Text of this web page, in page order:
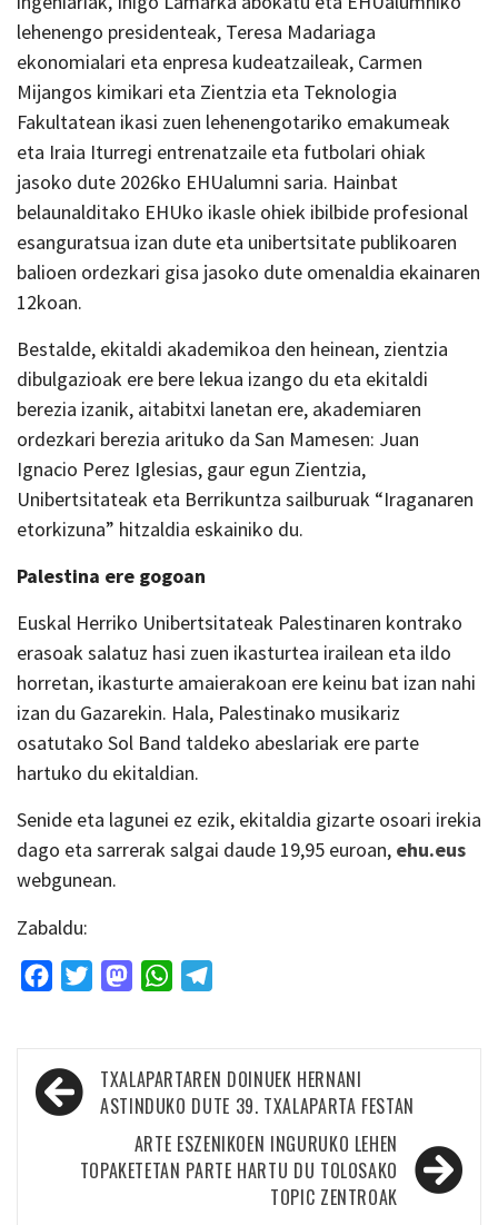
lehenengo presidenteak, Teresa Madariaga
ekonomialari eta enpresa kudeatzaileak, Carmen
Mijangos kimikari eta Zientzia eta Teknologia
Fakultatean ikasi zuen lehenengotariko emakumeak
eta Iraia Iturregi entrenatzaile eta futbolari ohiak
jasoko dute 2026ko EHUalumni saria. Hainbat
belaunalditako EHUko ikasle ohiek ibilbide profesional
esanguratsua izan dute eta unibertsitate publikoaren
balioen ordezkari gisa jasoko dute omenaldia ekainaren
12koan.
Bestalde, ekitaldi akademikoa den heinean, zientzia
dibulgazioak ere bere lekua izango du eta ekitaldi
berezia izanik, aitabitxi lanetan ere, akademiaren
ordezkari berezia arituko da San Mamesen: Juan
Ignacio Perez Iglesias, gaur egun Zientzia,
Unibertsitateak eta Berrikuntza sailburuak “Iraganaren
etorkizuna” hitzaldia eskainiko du.
Palestina ere gogoan
Euskal Herriko Unibertsitateak Palestinaren kontrako
erasoak salatuz hasi zuen ikasturtea irailean eta ildo
horretan, ikasturte amaierakoan ere keinu bat izan nahi
izan du Gazarekin. Hala, Palestinako musikariz
osatutako Sol Band taldeko abeslariak ere parte
hartuko du ekitaldian.
Senide eta lagunei ez ezik, ekitaldia gizarte osoari irekia
dago eta sarrerak salgai daude 19,95 euroan, ehu.eus
webgunean.
Zabaldu:
FacebookTwitterMastodonWhatsApp
Bidalketetan
zehar
nabigatu
TXALAPARTAREN DOINUEK HERNANI
ASTINDUKO DUTE 39. TXALAPARTA FESTAN
ARTE ESZENIKOEN INGURUKO LEHEN
TOPAKETETAN PARTE HARTU DU TOLOSAKO
TOPIC ZENTROAK